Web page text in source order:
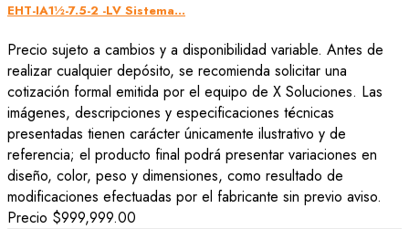
EHT-IA1½-7.5-2 -LV Sistema...
Precio sujeto a cambios y a disponibilidad variable. Antes de
realizar cualquier depósito, se recomienda solicitar una
cotización formal emitida por el equipo de X Soluciones. Las
imágenes, descripciones y especificaciones técnicas
presentadas tienen carácter únicamente ilustrativo y de
referencia; el producto final podrá presentar variaciones en
diseño, color, peso y dimensiones, como resultado de
modificaciones efectuadas por el fabricante sin previo aviso.
Precio $999,999.00